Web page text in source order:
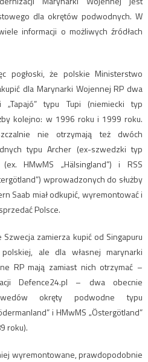
dla okrętów podwodnych. W
informacji o możliwych źródłach
pogłoski, że polskie Ministerstwo
dla Marynarki Wojennej RP dwa
„Tapajó” typu Tupi (niemiecki typ
kolejno: w 1996 roku i 1999 roku.
nie otrzymają też dwóch
typu Archer (ex-szwedzki typ
HMwMS „Hälsingland”) i RSS
wprowadzonych do służby
Saab miał odkupić, wyremontować i
Polsce.
zamierza kupić od Singapuru
ale dla własnej marynarki
RP mają zamiast nich otrzymać –
Defence24.pl – dwa obecnie
okręty podwodne typu
i HMwMS „Östergötland”
roku).
wyremontowane, prawdopodobnie